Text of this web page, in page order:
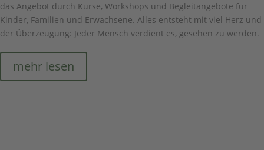
das Angebot durch Kurse, Workshops und Begleitangebote für
Kinder, Familien und Erwachsene. Alles entsteht mit viel Herz und
der Überzeugung: Jeder Mensch verdient es, gesehen zu werden.
mehr lesen